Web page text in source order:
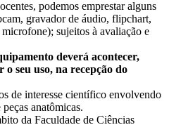
podemos emprestar alguns
gravador de áudio, flipchart,
sujeitos à avaliação e
deverá acontecer,
o seu uso, na recepção do
de interesse científico envolvendo
anatômicas.
da Faculdade de Ciências